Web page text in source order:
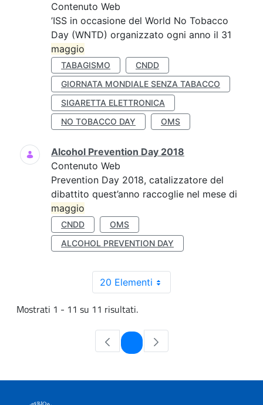
Contenuto Web
’ISS in occasione del World No Tobacco
Day (WNTD) organizzato ogni anno il 31
maggio
TABAGISMO
CNDD
GIORNATA MONDIALE SENZA TABACCO
SIGARETTA ELETTRONICA
NO TOBACCO DAY
OMS
Alcohol Prevention Day 2018
Contenuto Web
Prevention Day 2018, catalizzatore del
dibattito quest’anno raccoglie nel mese di
maggio
CNDD
OMS
ALCOHOL PREVENTION DAY
20 Elementi
Mostrati 1 - 11 su 11 risultati.
Pagina